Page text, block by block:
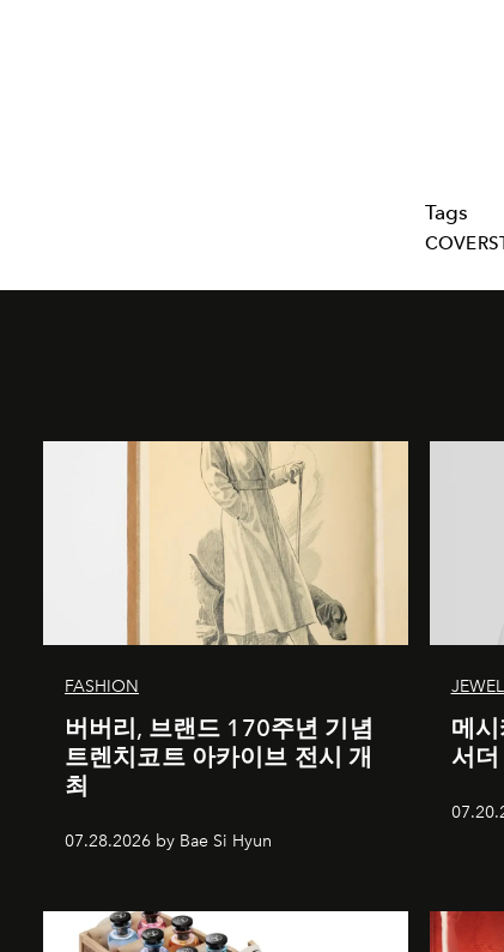
Tags
FASHION
버버리, 브랜드 170주년 기념
트렌치코트 아카이브 전시 개
최
07.28.2026 by Bae Si Hyun
메
서더